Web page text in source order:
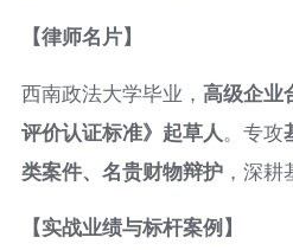
【律师名片】
西南政法大学毕业， 高级企业
评价认证标准》起草人。专攻
类案件、名贵财物辩护，深耕
【实战业绩与标杆案例】